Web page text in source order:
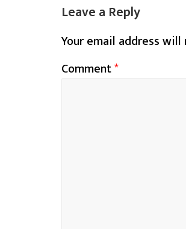
Leave a Reply
Your email address
Comment*